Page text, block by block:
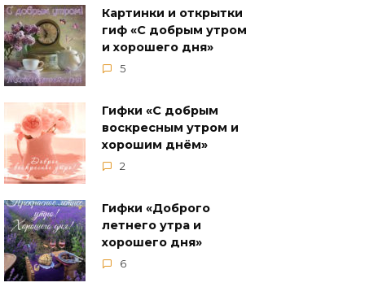
Картинки и открытки
гиф «С добрым утром
и хорошего дня»
5
Гифки «С добрым
воскресным утром и
хорошим днём»
2
Гифки «Доброго
летнего утра и
хорошего дня»
6